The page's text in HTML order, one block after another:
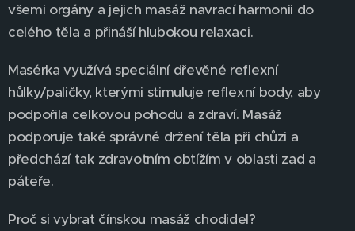
všemi orgány a jejich masáž navrací harmonii do
celého těla a přináší hlubokou relaxaci.
Masérka využívá speciální dřevěné reflexní
hůlky/paličky, kterými stimuluje reflexní body, aby
podpořila celkovou pohodu a zdraví. Masáž
podporuje také správné držení těla při chůzi a
předchází tak zdravotním obtížím v oblasti zad a
páteře.
Proč si vybrat čínskou masáž chodidel?